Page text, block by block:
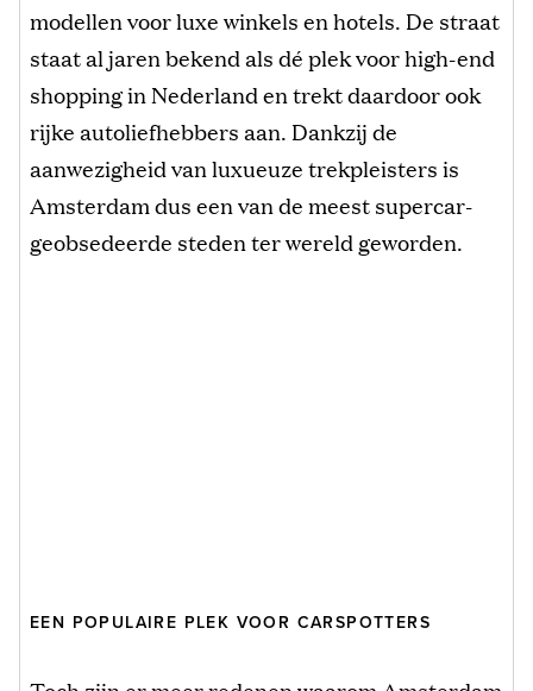
modellen voor luxe winkels en hotels. De straat
staat al jaren bekend als dé plek voor high-end
shopping in Nederland en trekt daardoor ook
rijke autoliefhebbers aan. Dankzij de
aanwezigheid van luxueuze trekpleisters is
Amsterdam dus een van de meest supercar-
geobsedeerde steden ter wereld geworden.
EEN POPULAIRE PLEK VOOR CARSPOTTERS